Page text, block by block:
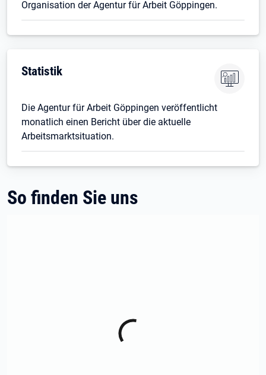
Organisation der Agentur für Arbeit Göppingen.
Statistik
Die Agentur für Arbeit Göppingen veröffentlicht
monatlich einen Bericht über die aktuelle
Arbeitsmarktsituation.
So finden Sie uns